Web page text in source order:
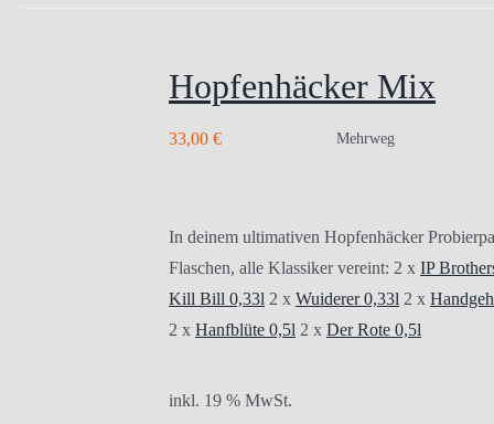
Hopfenhäcker Mix
33,00 € Mehrweg
In deinem ultimativen Hopfenhäcker
Flaschen, alle Klassiker vereint: 2 x IP
Kill Bill 0,33l 2 x Wuiderer 0,33l 2 x
2 x Hanfblüte 0,5l 2 x Der Rote 0,5l
inkl. 19 % MwSt.